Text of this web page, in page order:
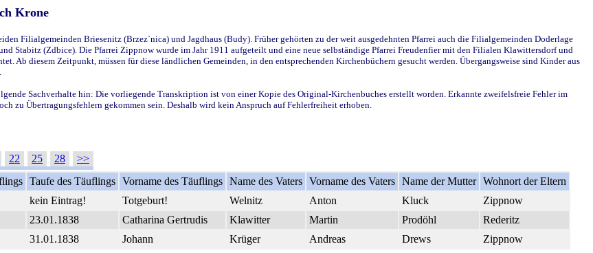
Krone
Filialgemeinden Briesenitz (Brzez`nica) und Jagdhaus (Budy). Früher gehörten zu der weit ausgedehnten Pfarrei auch die Filialgemeinden Doderlage
Stabitz (Zdbice). Die Pfarrei Zippnow wurde im Jahr 1911 aufgeteilt und eine neue selbständige Pfarrei Freudenfier mit den Filialen Klawittersdorf und
Ab diesem Zeitpunkt, müssen für diese ländlichen Gemeinden, in den entsprechenden Kirchenbüchern gesucht werden. Übergangsweise sind Kinder aus
Sachverhalte hin: Die vorliegende Transkription ist von einer Kopie des Original-Kirchenbuches erstellt worden. Erkannte zweifelsfreie Fehler im
zu Übertragungsfehlern gekommen sein. Deshalb wird kein Anspruch auf Fehlerfreiheit erhoben.
22 25 28
>>
Taufe des Täuflings Vorname des Täuflings Name des Vaters Vorname des Vaters Name der Mutter Wohnort der Eltern
kein Eintrag! Totgeburt! Welnitz Anton Kluck
Zippnow
23.01.1838 Catharina Gertrudis Klawitter Martin Prodöhl
Rederitz
31.01.1838 Johann Krüger Andreas Drews Zippnow